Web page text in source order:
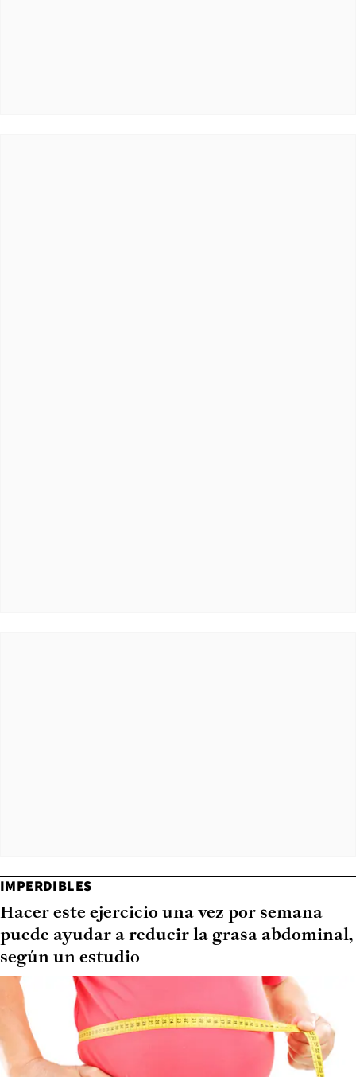
IMPERDIBLES
Hacer este ejercicio una vez por semana
puede ayudar a reducir la grasa abdominal,
según un estudio